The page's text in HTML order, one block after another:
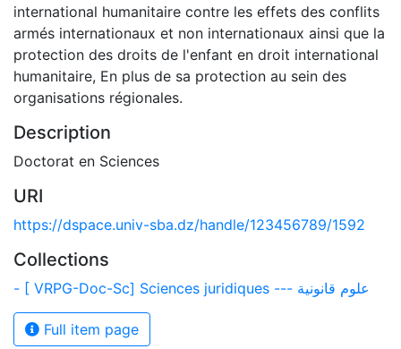
international humanitaire contre les effets des conflits
armés internationaux et non internationaux ainsi que la
protection des droits de l'enfant en droit international
humanitaire, En plus de sa protection au sein des
organisations régionales.
Description
Doctorat en Sciences
URI
https://dspace.univ-sba.dz/handle/123456789/1592
Collections
- [ VRPG-Doc-Sc] Sciences juridiques --- علوم قانونية
Full item page